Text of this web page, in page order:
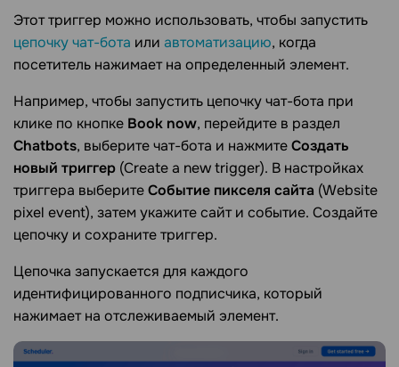
Этот триггер можно использовать, чтобы запустить
цепочку чат-бота или автоматизацию, когда
посетитель нажимает на определенный элемент.
Например, чтобы запустить цепочку чат-бота при
клике по кнопке Book now, перейдите в раздел
Chatbots, выберите чат-бота и нажмитеСоздать
новый триггер (Create a new trigger). В настройках
триггера выберитеСобытие пикселя сайта (Website
pixel event), затем укажите сайт и событие. Создайте
цепочку и сохраните триггер.
Цепочка запускается для каждого
идентифицированного подписчика, который
нажимает на отслеживаемый элемент.